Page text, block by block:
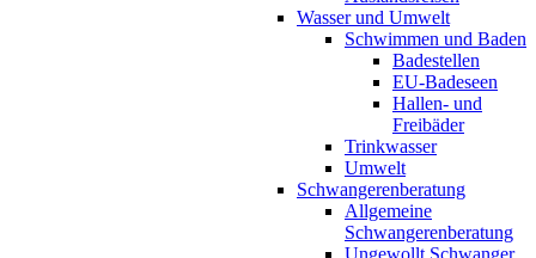
Wasser und Umwelt
Schwimmen und Baden
Badestellen
EU-Badeseen
Hallen- und
Freibäder
Trinkwasser
Umwelt
Schwangerenberatung
Allgemeine
Schwangerenberatung
Ungewollt Schwanger